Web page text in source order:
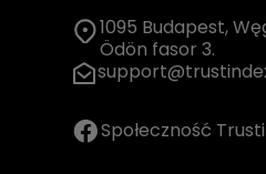
1095 Budapest,
Ödön fasor 3.
Społeczność